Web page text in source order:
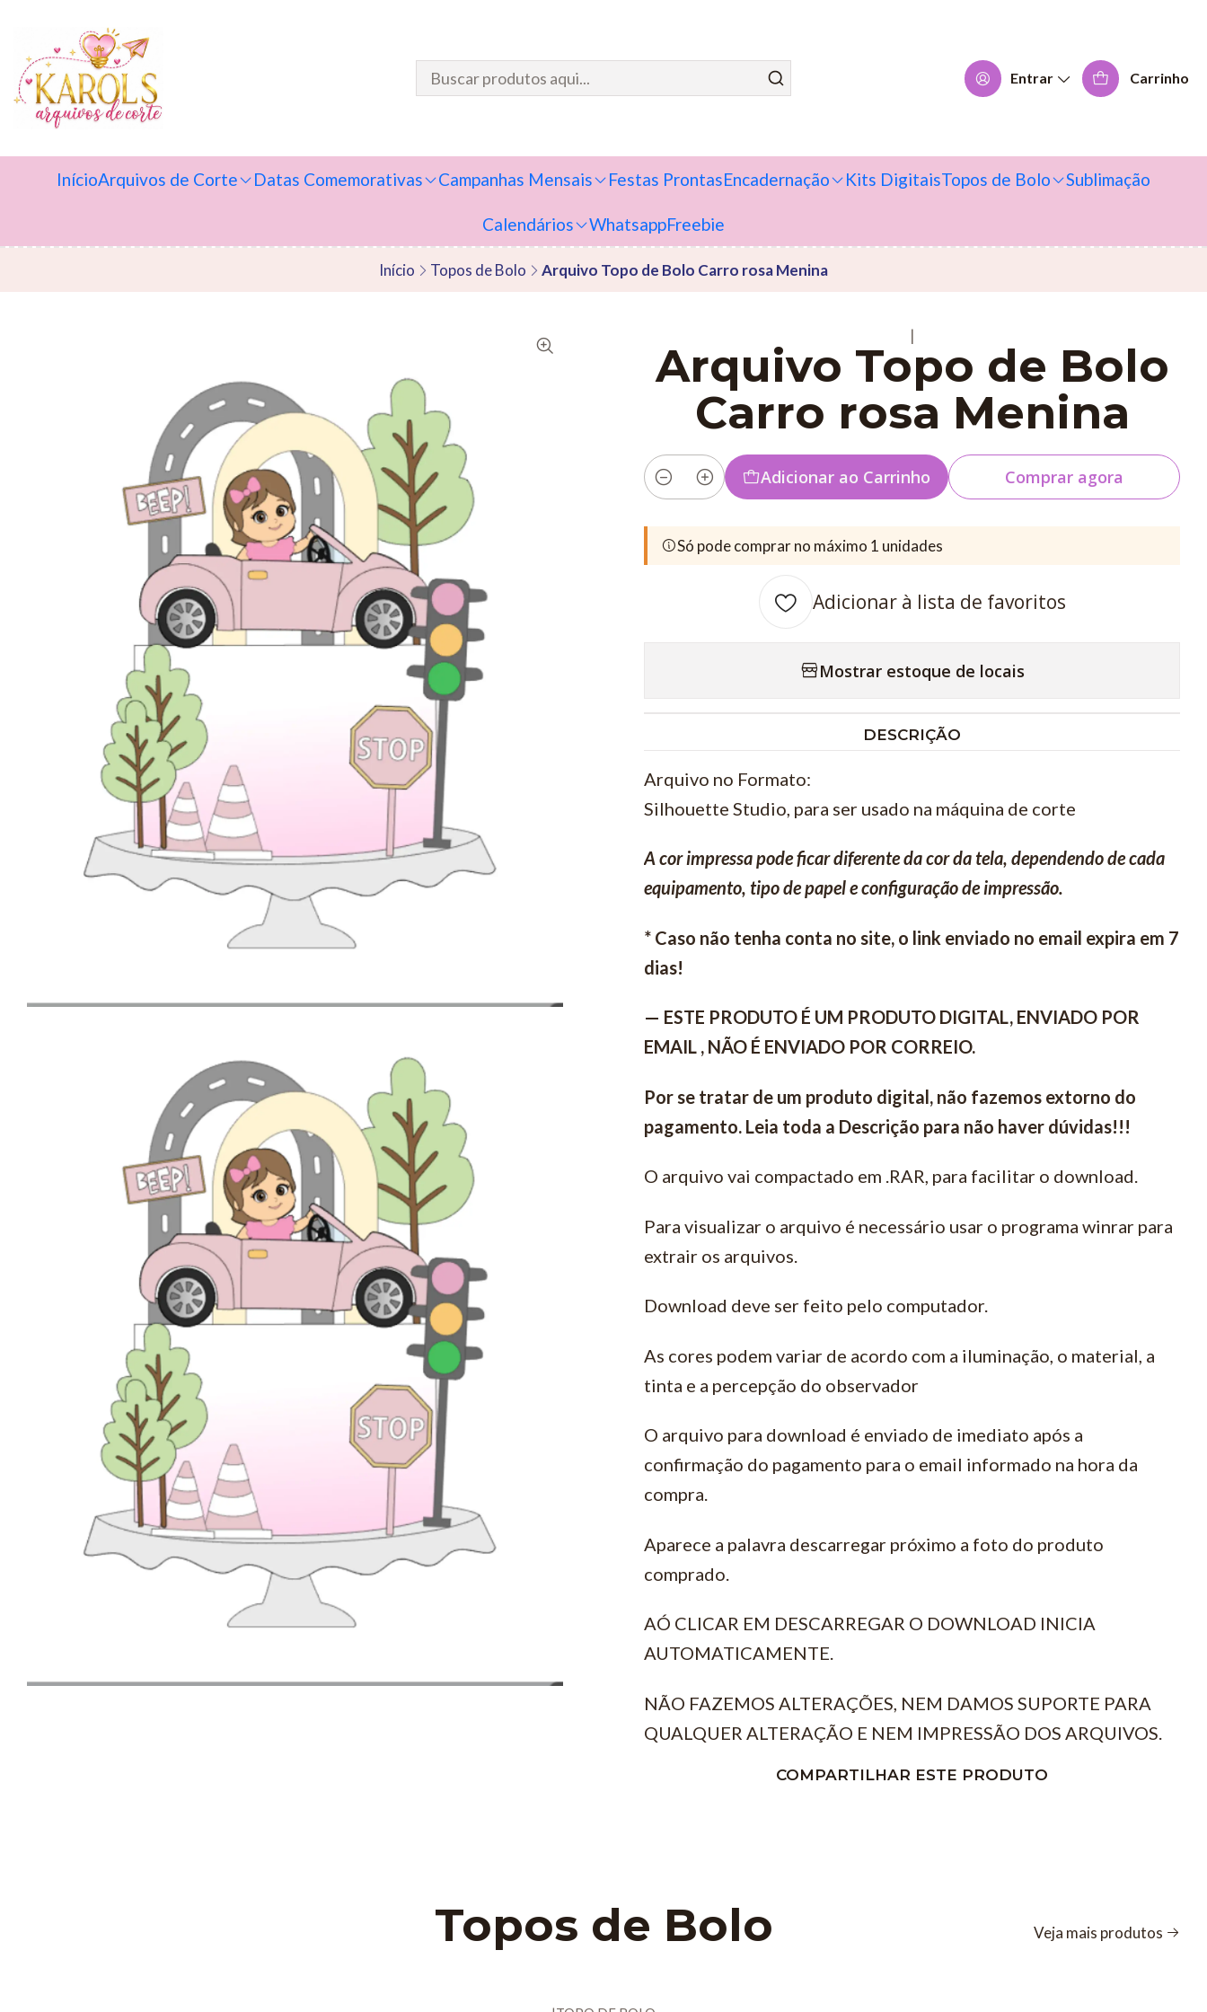
Entrar Carrinho
InícioArquivos de Corte Datas Comemorativas Campanhas Mensais Festas ProntasEncadernação Kits DigitaisTopos de Bolo Sublimação
Calendários WhatsappFreebie
Início Topos de Bolo Arquivo Topo de Bolo Carro rosa Menina
|
Arquivo Topo de Bolo
Carro rosa Menina
Quantidade
Adicionar ao Carrinho Comprar agora
Só pode comprar no máximo 1 unidades
Adicionar à lista de favoritos
Mostrar estoque de locais
DESCRIÇÃO
Arquivo no Formato:
Silhouette Studio, para ser usado na máquina de corte
A cor impressa pode ficar diferente da cor da tela, dependendo de cada
equipamento, tipo de papel e configuração de impressão.
* Caso não tenha conta no site, o link enviado no email expira em 7
dias!
— ESTE PRODUTO É UM PRODUTO DIGITAL, ENVIADO POR
EMAIL , NÃO É ENVIADO POR CORREIO.
Por se tratar de um produto digital, não fazemos extorno do
pagamento. Leia toda a Descrição para não haver dúvidas!!!
O arquivo vai compactado em .RAR, para facilitar o download.
Para visualizar o arquivo é necessário usar o programa winrar para
extrair os arquivos.
Download deve ser feito pelo computador.
As cores podem variar de acordo com a iluminação, o material, a
tinta e a percepção do observador
O arquivo para download é enviado de imediato após a
confirmação do pagamento para o email informado na hora da
compra.
Aparece a palavra descarregar próximo a foto do produto
comprado.
AÓ CLICAR EM DESCARREGAR O DOWNLOAD INICIA
AUTOMATICAMENTE.
NÃO FAZEMOS ALTERAÇÕES, NEM DAMOS SUPORTE PARA
QUALQUER ALTERAÇÃO E NEM IMPRESSÃO DOS ARQUIVOS.
COMPARTILHAR ESTE PRODUTO
Topos de Bolo Veja mais produtos